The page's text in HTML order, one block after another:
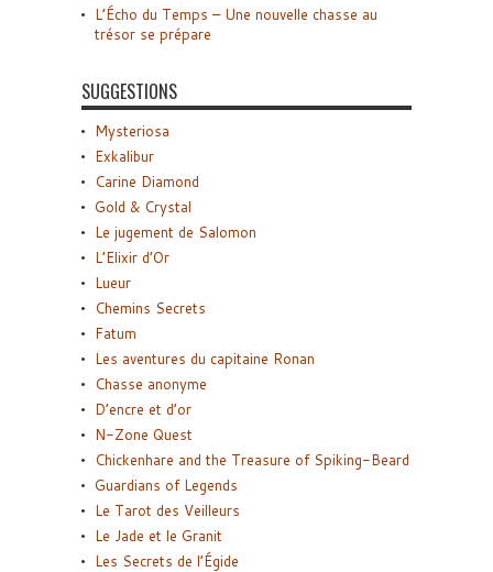
L’Écho du Temps – Une nouvelle chasse au
trésor se prépare
SUGGESTIONS
Mysteriosa
Exkalibur
Carine Diamond
Gold & Crystal
Le jugement de Salomon
L’Elixir d’Or
Lueur
Chemins Secrets
Fatum
Les aventures du capitaine Ronan
Chasse anonyme
D’encre et d’or
N-Zone Quest
Chickenhare and the Treasure of Spiking-Beard
Guardians of Legends
Le Tarot des Veilleurs
Le Jade et le Granit
Les Secrets de l’Égide